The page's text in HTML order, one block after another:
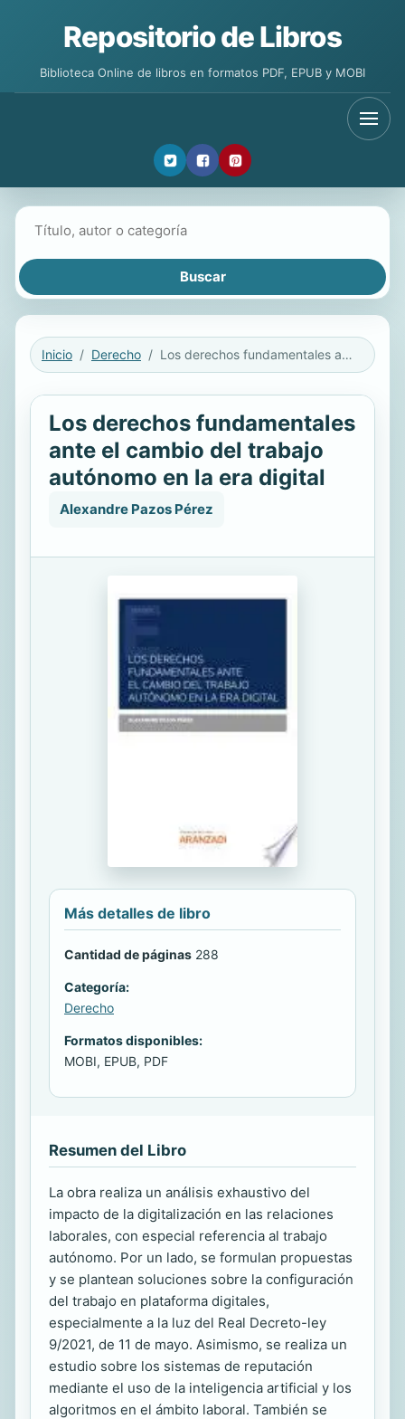
Repositorio de Libros
Biblioteca Online de libros en formatos PDF, EPUB y MOBI
Inicio Derecho Los derechos fundamentales ante el cambio del trabajo autónomo en la era digital
Los derechos fundamentales
ante el cambio del trabajo
autónomo en la era digital
Alexandre Pazos Pérez
Más detalles de libro
Cantidad de páginas 288
Categoría:
Derecho
Formatos disponibles:
MOBI, EPUB, PDF
Resumen del Libro
La obra realiza un análisis exhaustivo del
impacto de la digitalización en las relaciones
laborales, con especial referencia al trabajo
autónomo. Por un lado, se formulan propuestas
y se plantean soluciones sobre la configuración
del trabajo en plataforma digitales,
especialmente a la luz del Real Decreto-ley
9/2021, de 11 de mayo. Asimismo, se realiza un
estudio sobre los sistemas de reputación
mediante el uso de la inteligencia artificial y los
algoritmos en el ámbito laboral. También se